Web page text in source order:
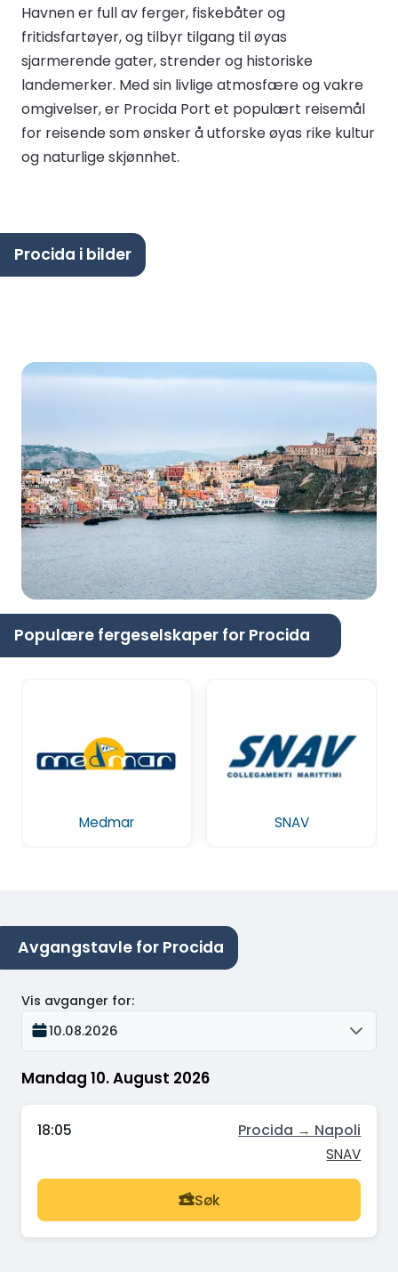
Havnen er full av ferger, fiskebåter og
fritidsfartøyer, og tilbyr tilgang til øyas
sjarmerende gater, strender og historiske
landemerker. Med sin livlige atmosfære og vakre
omgivelser, er Procida Port et populært reisemål
for reisende som ønsker å utforske øyas rike kultur
og naturlige skjønnhet.
Procida i bilder
Populære fergeselskaper for Procida
Medmar SNAV
Avgangstavle for Procida
Mandag 10. August 2026
Vis avganger for:
10.08.2026
18:05 Procida → Napoli
SNAV
Søk